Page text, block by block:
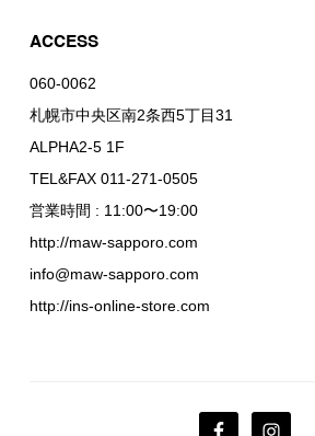
ACCESS
060-0062
札幌市中央区南2条西5丁目31
ALPHA2-5 1F
TEL&FAX 011-271-0505
営業時間 : 11:00〜19:00
http://maw-sapporo.com
info@maw-sapporo.com
http://ins-online-store.com